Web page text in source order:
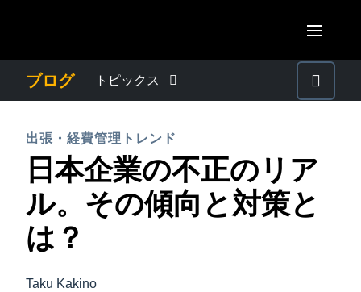
AMERICAS
Canada (English)
Canada (Français)
México (Español)
United Kingdom (English)
France (Français)
ASIA PACIFIC
Australia (English)
ブログ トピックス
プレスリリース
電子帳簿保存法・インボイス制度
出張・経費管理トレンド
日本企業の不正のリア
ル。その傾向と対策と
は？
Taku Kakino